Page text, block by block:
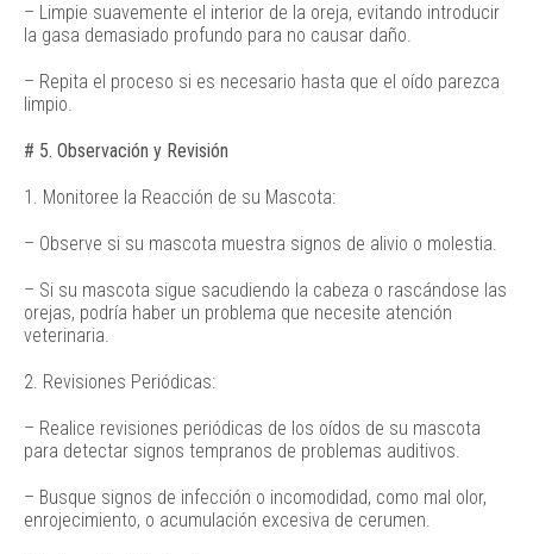
– Limpie suavemente el interior de la oreja, evitando introducir
la gasa demasiado profundo para no causar daño.
– Repita el proceso si es necesario hasta que el oído parezca
limpio.
# 5. Observación y Revisión
1. Monitoree la Reacción de su Mascota:
– Observe si su mascota muestra signos de alivio o molestia.
– Si su mascota sigue sacudiendo la cabeza o rascándose las
orejas, podría haber un problema que necesite atención
veterinaria.
2. Revisiones Periódicas:
– Realice revisiones periódicas de los oídos de su mascota
para detectar signos tempranos de problemas auditivos.
– Busque signos de infección o incomodidad, como mal olor,
enrojecimiento, o acumulación excesiva de cerumen.